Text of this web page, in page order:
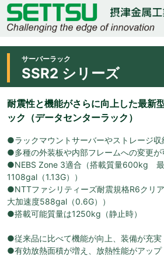
サーバーラック
SSR2 シリーズ
耐震性と機能がさらに向上した最新
ック（データセンターラック）
●ラックマウントサーバーやストレージ収
●多種の外装板や内部フレームへの変更が
●NEBS Zone 3適合（搭載質量600kg
1108gal（1.13G））
●NTTファシリティーズ耐震規格R6ク
大加速度588gal（0.6G））
●搭載可能質量は1250kg（静止時）
●従来品に比べて機能が向上、装備が充実
●有効放熱面積が増え、放熱性能がアップ